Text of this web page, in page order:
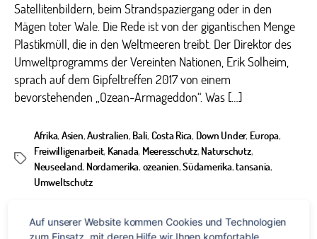
Satellitenbildern, beim Strandspaziergang oder in den
Mägen toter Wale. Die Rede ist von der gigantischen Menge
Plastikmüll, die in den Weltmeeren treibt. Der Direktor des
Umweltprogramms der Vereinten Nationen, Erik Solheim,
sprach auf dem Gipfeltreffen 2017 von einem
bevorstehenden „Ozean-Armageddon“. Was […]
Schlagwörter
Afrika, Asien,Australien, Bali, Costa Rica, Down Under, Europa,
Freiwilligenarbeit, Kanada, Meeresschutz, Naturschutz,
Neuseeland, Nordamerika, ozeanien,Südamerika,tansania,
Umweltschutz
Auf unserer Website kommen Cookies und Technologien